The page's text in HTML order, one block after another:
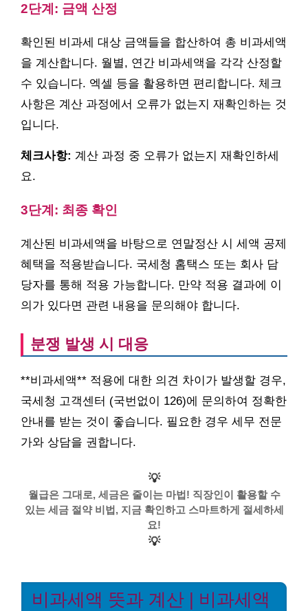
2단계: 금액 산정
확인된 비과세 대상 금액들을 합산하여 총 비과세액
을 계산합니다. 월별, 연간 비과세액을 각각 산정할
수 있습니다. 엑셀 등을 활용하면 편리합니다. 체크
사항은 계산 과정에서 오류가 없는지 재확인하는 것
입니다.
체크사항: 계산 과정 중 오류가 없는지 재확인하세
요.
3단계: 최종 확인
계산된 비과세액을 바탕으로 연말정산 시 세액 공제
혜택을 적용받습니다. 국세청 홈택스 또는 회사 담
당자를 통해 적용 가능합니다. 만약 적용 결과에 이
의가 있다면 관련 내용을 문의해야 합니다.
분쟁 발생 시 대응
**비과세액** 적용에 대한 의견 차이가 발생할 경우,
국세청 고객센터 (국번없이 126)에 문의하여 정확한
안내를 받는 것이 좋습니다. 필요한 경우 세무 전문
가와 상담을 권합니다.
💡
월급은 그대로, 세금은 줄이는 마법! 직장인이 활용할 수
있는 세금 절약 비법, 지금 확인하고 스마트하게 절세하세
요!
💡
비과세액 뜻과 계산 | 비과세액